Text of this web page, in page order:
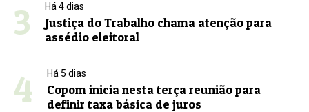
3 Há 4 dias
Justiça do Trabalho chama atenção para
assédio eleitoral
4 Há 5 dias
Copom inicia nesta terça reunião para
definir taxa básica de juros